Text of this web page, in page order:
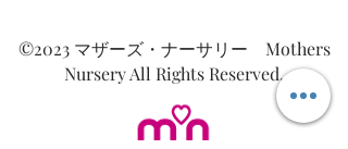
「5歳の子どもに返ろ
う。」
©2023 マザーズ・ナーサリー Mothers
Nursery All Rights Reserved.